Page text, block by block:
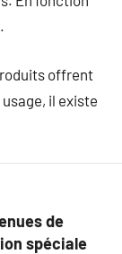
offrent
il existe
de
spéciale